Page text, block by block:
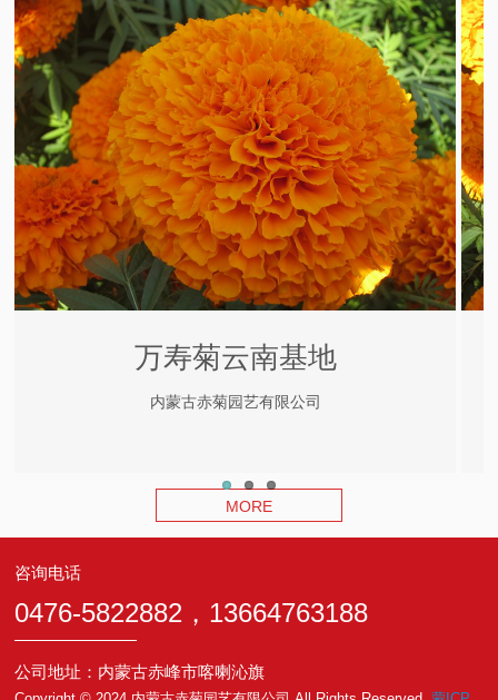
万寿菊云南基地
内蒙古赤菊园艺有限公司
MORE
咨询电话
0476-5822882，13664763188
公司地址：内蒙古赤峰市喀喇沁旗